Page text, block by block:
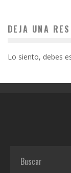
DEJA UNA
Lo siento, debes